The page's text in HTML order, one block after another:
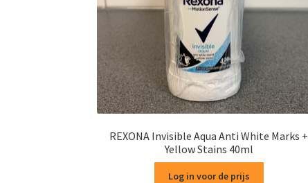
REXONA Invisible Aqua Anti White Marks +
Yellow Stains 40ml
Log in voor de prijs